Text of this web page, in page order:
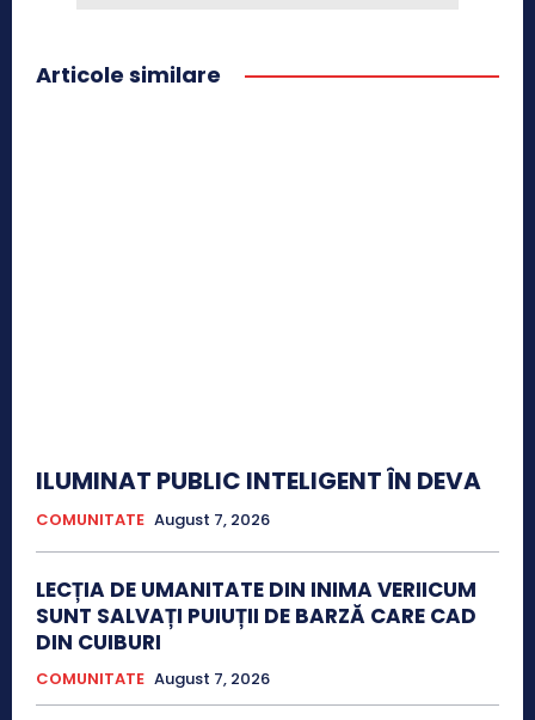
Articole similare
ILUMINAT PUBLIC INTELIGENT ÎN DEVA
COMUNITATE August 7, 2026
LECȚIA DE UMANITATE DIN INIMA VERIICUM
SUNT SALVAȚI PUIUȚII DE BARZĂ CARE CAD
DIN CUIBURI
COMUNITATE August 7, 2026